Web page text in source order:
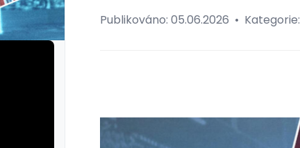
Publikováno: 05.06.2026 • Kategorie: